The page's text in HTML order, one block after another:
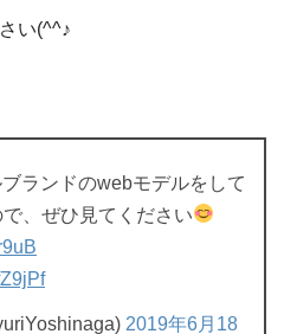
い(^^♪
ランドのwebモデルをして
、ぜひ見てください
2019年6月18